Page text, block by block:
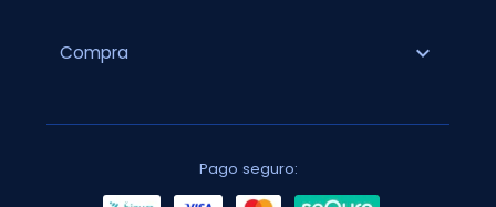
Compra expand_more
Pago seguro: